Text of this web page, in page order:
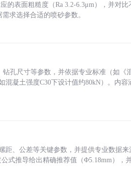
的表面粗糙度（Ra 3.2-6.3μm），并对比
求选择合适的喷砂参数。
孔尺寸等参数，并依据专业标准（如《
混凝土强度C30下设计值约80kN）。内容
距、公差等关键参数，并提供专业数据来
式推导给出精确推荐值（Φ5.18mm），